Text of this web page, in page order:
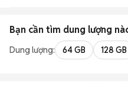
Bạn cần tìm dung lượng
Dung lượng: 64 GB 128 GB